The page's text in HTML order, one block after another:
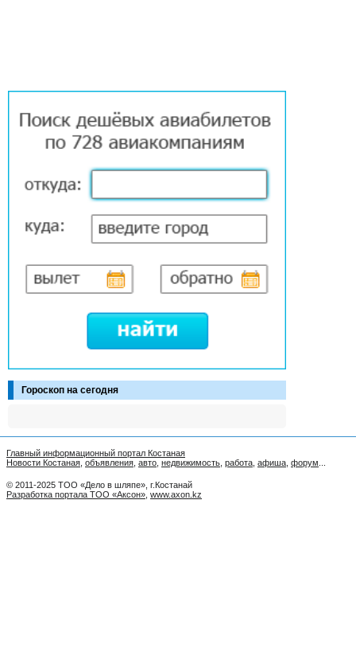
Гороскоп на сегодня
Главный информационный портал Костаная
Новости Костаная объявления авто недвижимость работа афиша форум
© 2011-2025 ТОО «Дело в шляпе», г.Костанай
Разработка портала ТОО «Аксон» www.axon.kz